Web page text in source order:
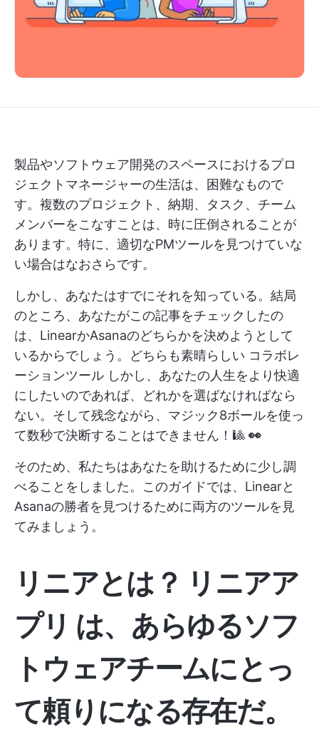
製品やソフトウェア開発のスペースにおけるプロ
ジェクトマネージャーの生活は、困難なもので
す。複数のプロジェクト、納期、タスク、チーム
メンバーをこなすことは、時に圧倒されることが
あります。特に、適切なPMツールを見つけていな
い場合はなおさらです。
しかし、あなたはすでにそれを知っている。結局
のところ、あなたがこの記事をチェックしたの
は、LinearかAsanaのどちらかを決めようとして
いるからでしょう。どちらも素晴らしい コラボレ
ーションツール しかし、あなたの人生をより快適
にしたいのであれば、どれかを選ばなければなら
ない。そして残念ながら、マジック8ボールを使っ
て数秒で決断することはできません！🎱 👀
そのため、私たちはあなたを助けるために少し調
べることをしました。このガイドでは、Linearと
Asanaの勝者を見つけるために両方のツールを見
てみましょう。
リニアとは？ リニアア
プリ は、あらゆるソフ
トウェアチームにとっ
て頼りになる存在だ。